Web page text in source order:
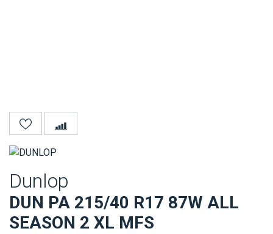
Dunlop
DUN PA 215/40 R17 87W ALL
SEASON 2 XL MFS